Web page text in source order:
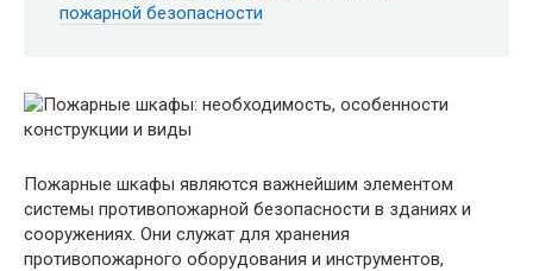
пожарной безопасности
Пожарные шкафы являются важнейшим элементом
системы противопожарной безопасности в зданиях и
сооружениях. Они служат для хранения
противопожарного оборудования и инструментов,